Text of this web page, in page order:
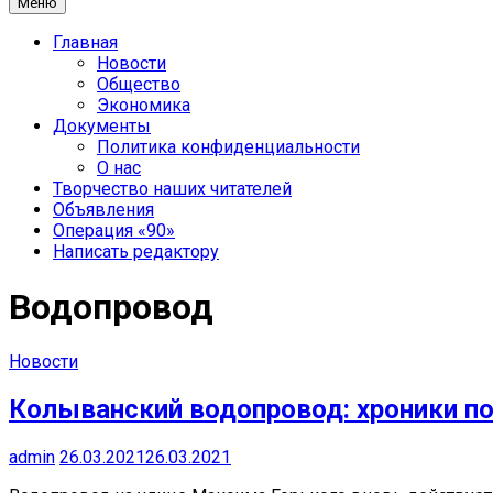
Главная
Новости
Общество
Экономика
Документы
Политика конфиденциальности
О нас
Творчество наших читателей
Объявления
Операция «90»
Написать редактору
Водопровод
Новости
Колыванский водопровод: хроники
admin 26.03.202126.03.2021